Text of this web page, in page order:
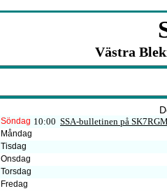
Västra
Söndag 10:00 SSA-bulletinen på
Måndag
Tisdag
Onsdag
Torsdag
Fredag